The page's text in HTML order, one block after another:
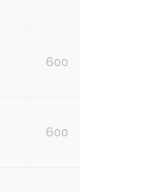
600
600